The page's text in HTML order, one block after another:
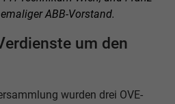
ABB-Vorstand.
um den
wurden drei OVE-